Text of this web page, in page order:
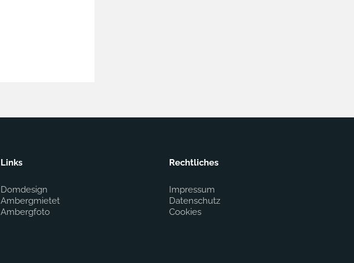
Links
Domdesign
Ambergmietet
Ambergfoto
Rechtliches
Impressum
Datenschutz
Cookies